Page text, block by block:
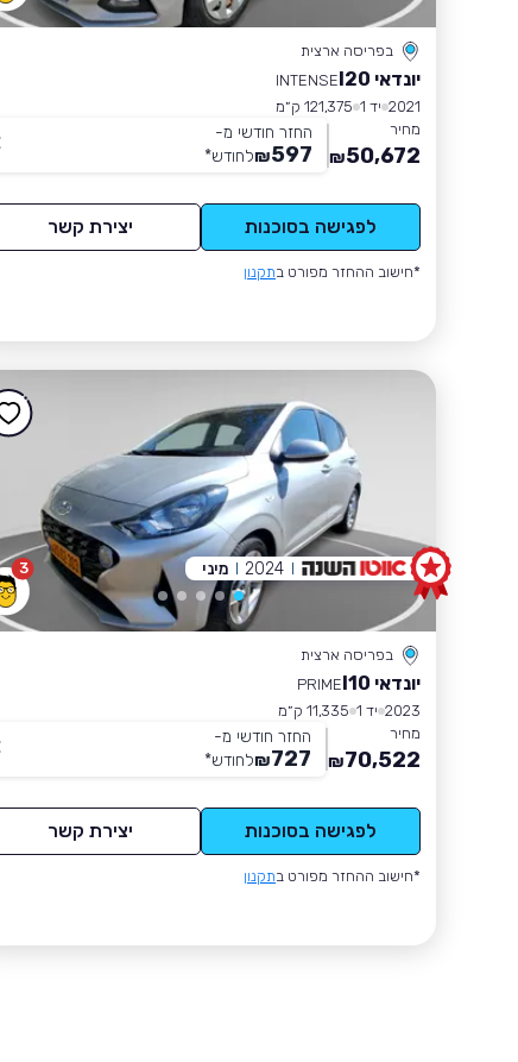
בפריסה ארצית
יונדאי I20
INTENSE
2021 יד 1
121,375 ק״מ
מחיר
50,672
₪
החזר חודשי מ-
597
₪לחודש*
לפגישה בסוכנות יצירת קשר
*חישוב ההחזר מפורט בתקנון
3
בפריסה ארצית
יונדאי I10
PRIME
2023 יד 1
11,335 ק״מ
מחיר
70,522
₪
החזר חודשי מ-
727
₪לחודש*
לפגישה בסוכנות יצירת קשר
*חישוב ההחזר מפורט בתקנון
2024 מיני